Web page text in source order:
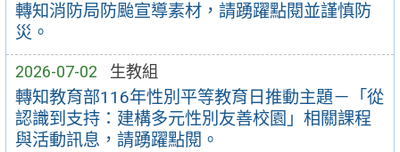
轉知消防局防颱宣導素材，請踴躍點閱並謹慎防
災。
2026-07-02 生教組
轉知教育部116年性別平等教育日推動主題－「從
認識到支持：建構多元性別友善校園」相關課程
與活動訊息，請踴躍點閱。